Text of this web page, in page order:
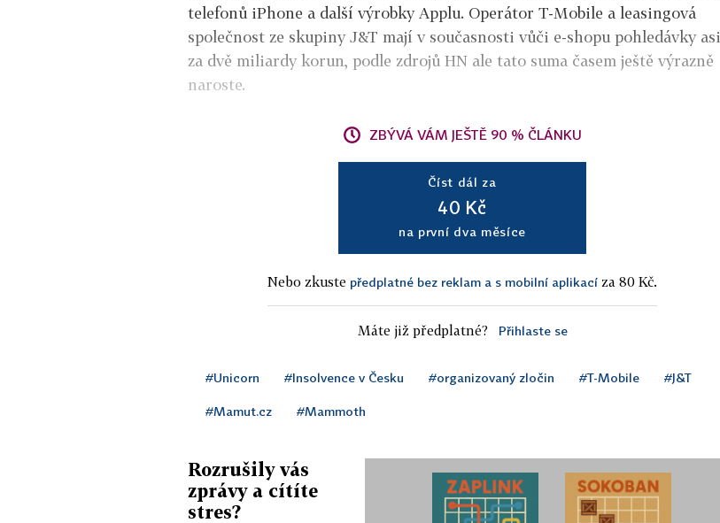
telefonů iPhone a další výrobky Applu. Operátor T-Mobile a leasingová
společnost ze skupiny J&T mají v současnosti vůči e-shopu pohledávky asi
za dvě miliardy korun, podle zdrojů HN ale tato suma časem ještě výrazně
naroste.
ZBÝVÁ VÁM JEŠTĚ 90 % ČLÁNKU
Číst dál za
40 Kč
na první dva měsíce
Nebo zkuste předplatné bez reklam a s mobilní aplikací za 80 Kč.
Máte již předplatné? Přihlaste se
#Unicorn #Insolvence v Česku #organizovaný zločin #T-Mobile #J&T
#Mamut.cz #Mammoth
Rozrušily vás
zprávy a cítíte
stres?